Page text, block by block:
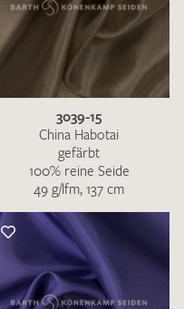
3039-15
China Habotai
gefärbt
100% reine Seide
49 g/lfm, 137 cm